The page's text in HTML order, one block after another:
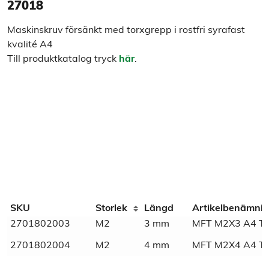
27018
Maskinskruv försänkt med torxgrepp i rostfri syrafast
kvalité A4
Till produktkatalog tryck här.
Weight N/A
Dimensions N/A
SKU Storlek Längd
2701802003
M2 3 mm MFT M2X3 A4
2701802004 M2 4 mm MFT M2X4 A4